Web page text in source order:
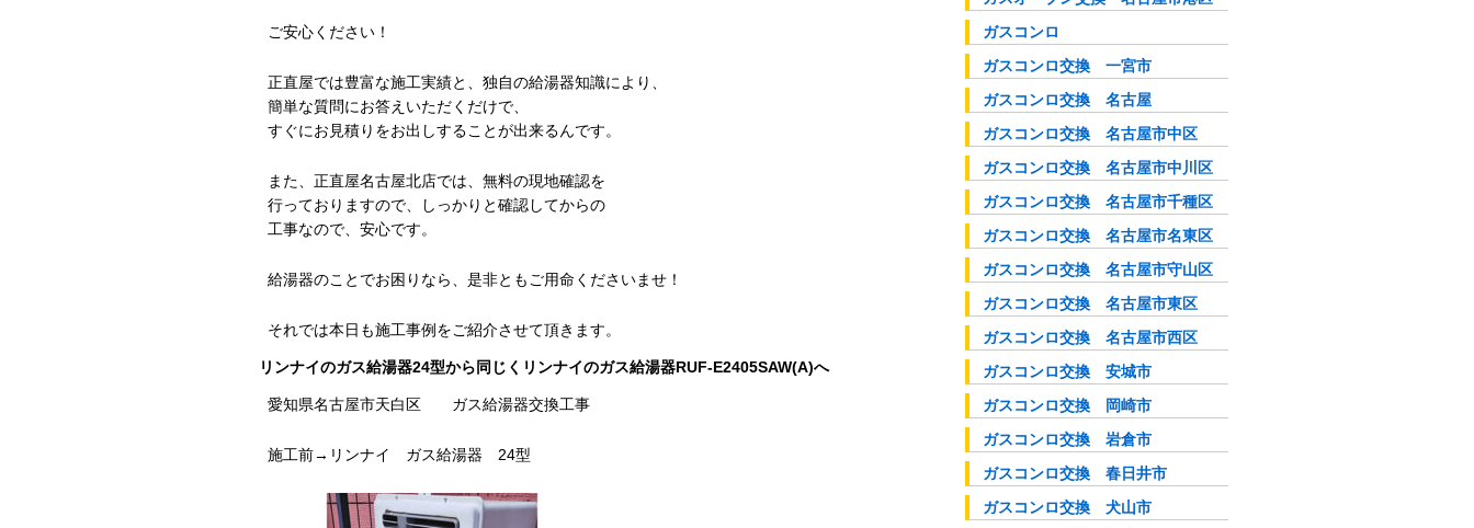
ご安心ください！
正直屋では豊富な施工実績と、独自の給湯器知識により、
簡単な質問にお答えいただくだけで、
すぐにお見積りをお出しすることが出来るんです。
また、正直屋名古屋北店では、無料の現地確認を
行っておりますので、しっかりと確認してからの
工事なので、安心です。
給湯器のことでお困りなら、是非ともご用命くださいませ！
それでは本日も施工事例をご紹介させて頂きます。
リンナイのガス給湯器24型から同じくリンナイのガス給湯器RUF-E2405SAW(A)へ
愛知県名古屋市天白区 ガス給湯器交換工事
施工前→リンナイ ガス給湯器 24型
ガスコンロ
ガスコンロ交換 一宮市
ガスコンロ交換 名古屋
ガスコンロ交換 名古屋市中区
ガスコンロ交換 名古屋市中川区
ガスコンロ交換 名古屋市千種区
ガスコンロ交換 名古屋市名東区
ガスコンロ交換 名古屋市守山区
ガスコンロ交換 名古屋市東区
ガスコンロ交換 名古屋市西区
ガスコンロ交換 安城市
ガスコンロ交換 岡崎市
ガスコンロ交換 岩倉市
ガスコンロ交換 春日井市
ガスコンロ交換 犬山市